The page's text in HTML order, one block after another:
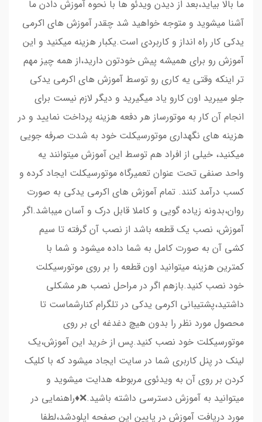
ما بالا بیاید،بعد از دیدن ویدئو ها با نحوه آموزش دادن ما
آشنا میشوید و متوجه خواهید شد چقدر آموزش های اکرمی
یدکی کار راه انداز و کاربردی است.یکبار هزینه میکنید و این
آموزش رو برای همیشه پیش خودتون دارید،از همه چیز مهم
تر اینکه وقتی یه کاری رو توسط آموزش های اکرمی یدکی
جلو میبرید اون کارو یاد میگیرید و دیگر لازم نیست برای
انجام آن کار به موتورساز هر دفعه هزینه پرداخت نمایید و در
هزینه های نگهداری موتورسیکلت خود به شدت صرفه جویی
میکنید، خیلی از افراد هم توسط این آموزش میتوانند یه
واحد صنفی تحت عنوان تعمیرگاه موتورسیکلت ایجاد کرده و
کسب درآمد کنند. تمام آموزش های اکرمی یدکی به صورت
روان،بدونه زیاده گویی و کاملا قابل درک و آسان میباشد.اگر
آموزش، نصب یک قطعه باشد از نصب آن گرفته تا سیم
کشی آن به صورت کامل به شما داده میشود و شما با
کمترین هزینه میتوانید اون قطعه را بر روی موتورسیکلت
خود نصب کنید.بازهم اگر در مراحل نصب هر مشکلی
داشتید،پشتیبانی اکرمی یدکی در تلگرام کنارشماست تا
محصول مورد نظر را بدون هیچ دغدغه ای بر روی
موتورسیکلت خود نصب کنید.پس از خرید این آموزش،یک
لینک در پنل کاربری شما در سایت ایجاد میشود که با کلیک
کردن بر روی آن به ویدئوی مربوطه هدایت میشوید و
میتوانید به آموزش دسترسی داشته باشید.❌♦️راهنمایی در
مورد دریافت آموزش در پایین این صفحه اپلودشد،لطفا